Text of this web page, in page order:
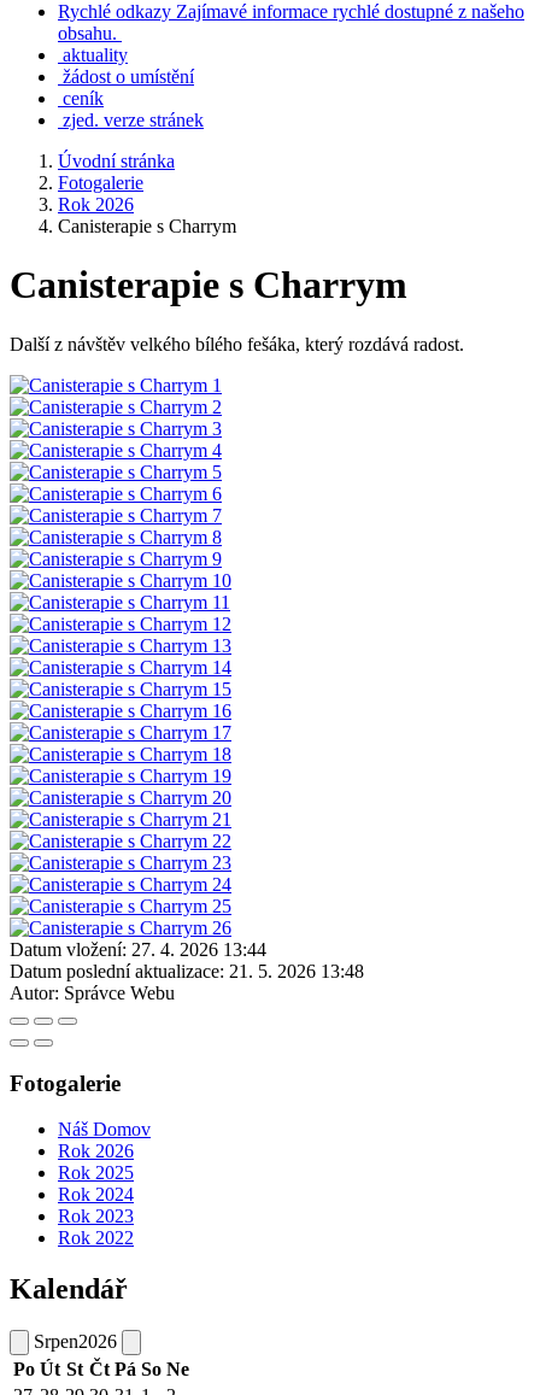
Rychlé odkazy Zajímavé informace rychlé dostupné z našeho
obsahu.
aktuality
žádost o umístění
ceník
zjed. verze stránek
Úvodní stránka
Fotogalerie
Rok 2026
Canisterapie s Charrym
Canisterapie s Charrym
Další z návštěv velkého bílého fešáka, který rozdává radost.
Datum vložení: 27. 4. 2026 13:44
Datum poslední aktualizace: 21. 5. 2026 13:48
Autor: Správce Webu
Fotogalerie
Náš Domov
Rok 2026
Rok 2025
Rok 2024
Rok 2023
Rok 2022
Kalendář
Srpen2026
Po Út St Čt Pá So Ne